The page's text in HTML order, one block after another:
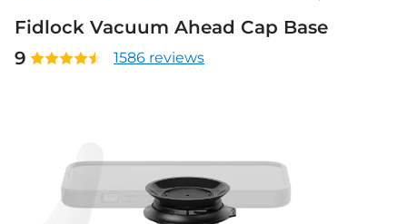
Fidlock Vacuum Ahead Cap Base
9
1586 reviews